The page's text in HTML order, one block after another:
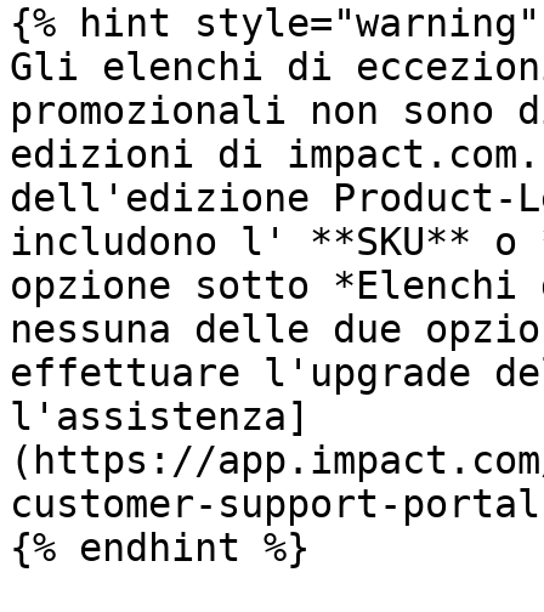
{% hint style="warning"
Gli elenchi di
promozionali non
edizioni di
dell'edizione Product-
includono l' **SKU** o
opzione sotto
nessuna delle due
effettuare l'upgrade
l'assistenza]
(https://
customer-support-
{% endhint %}